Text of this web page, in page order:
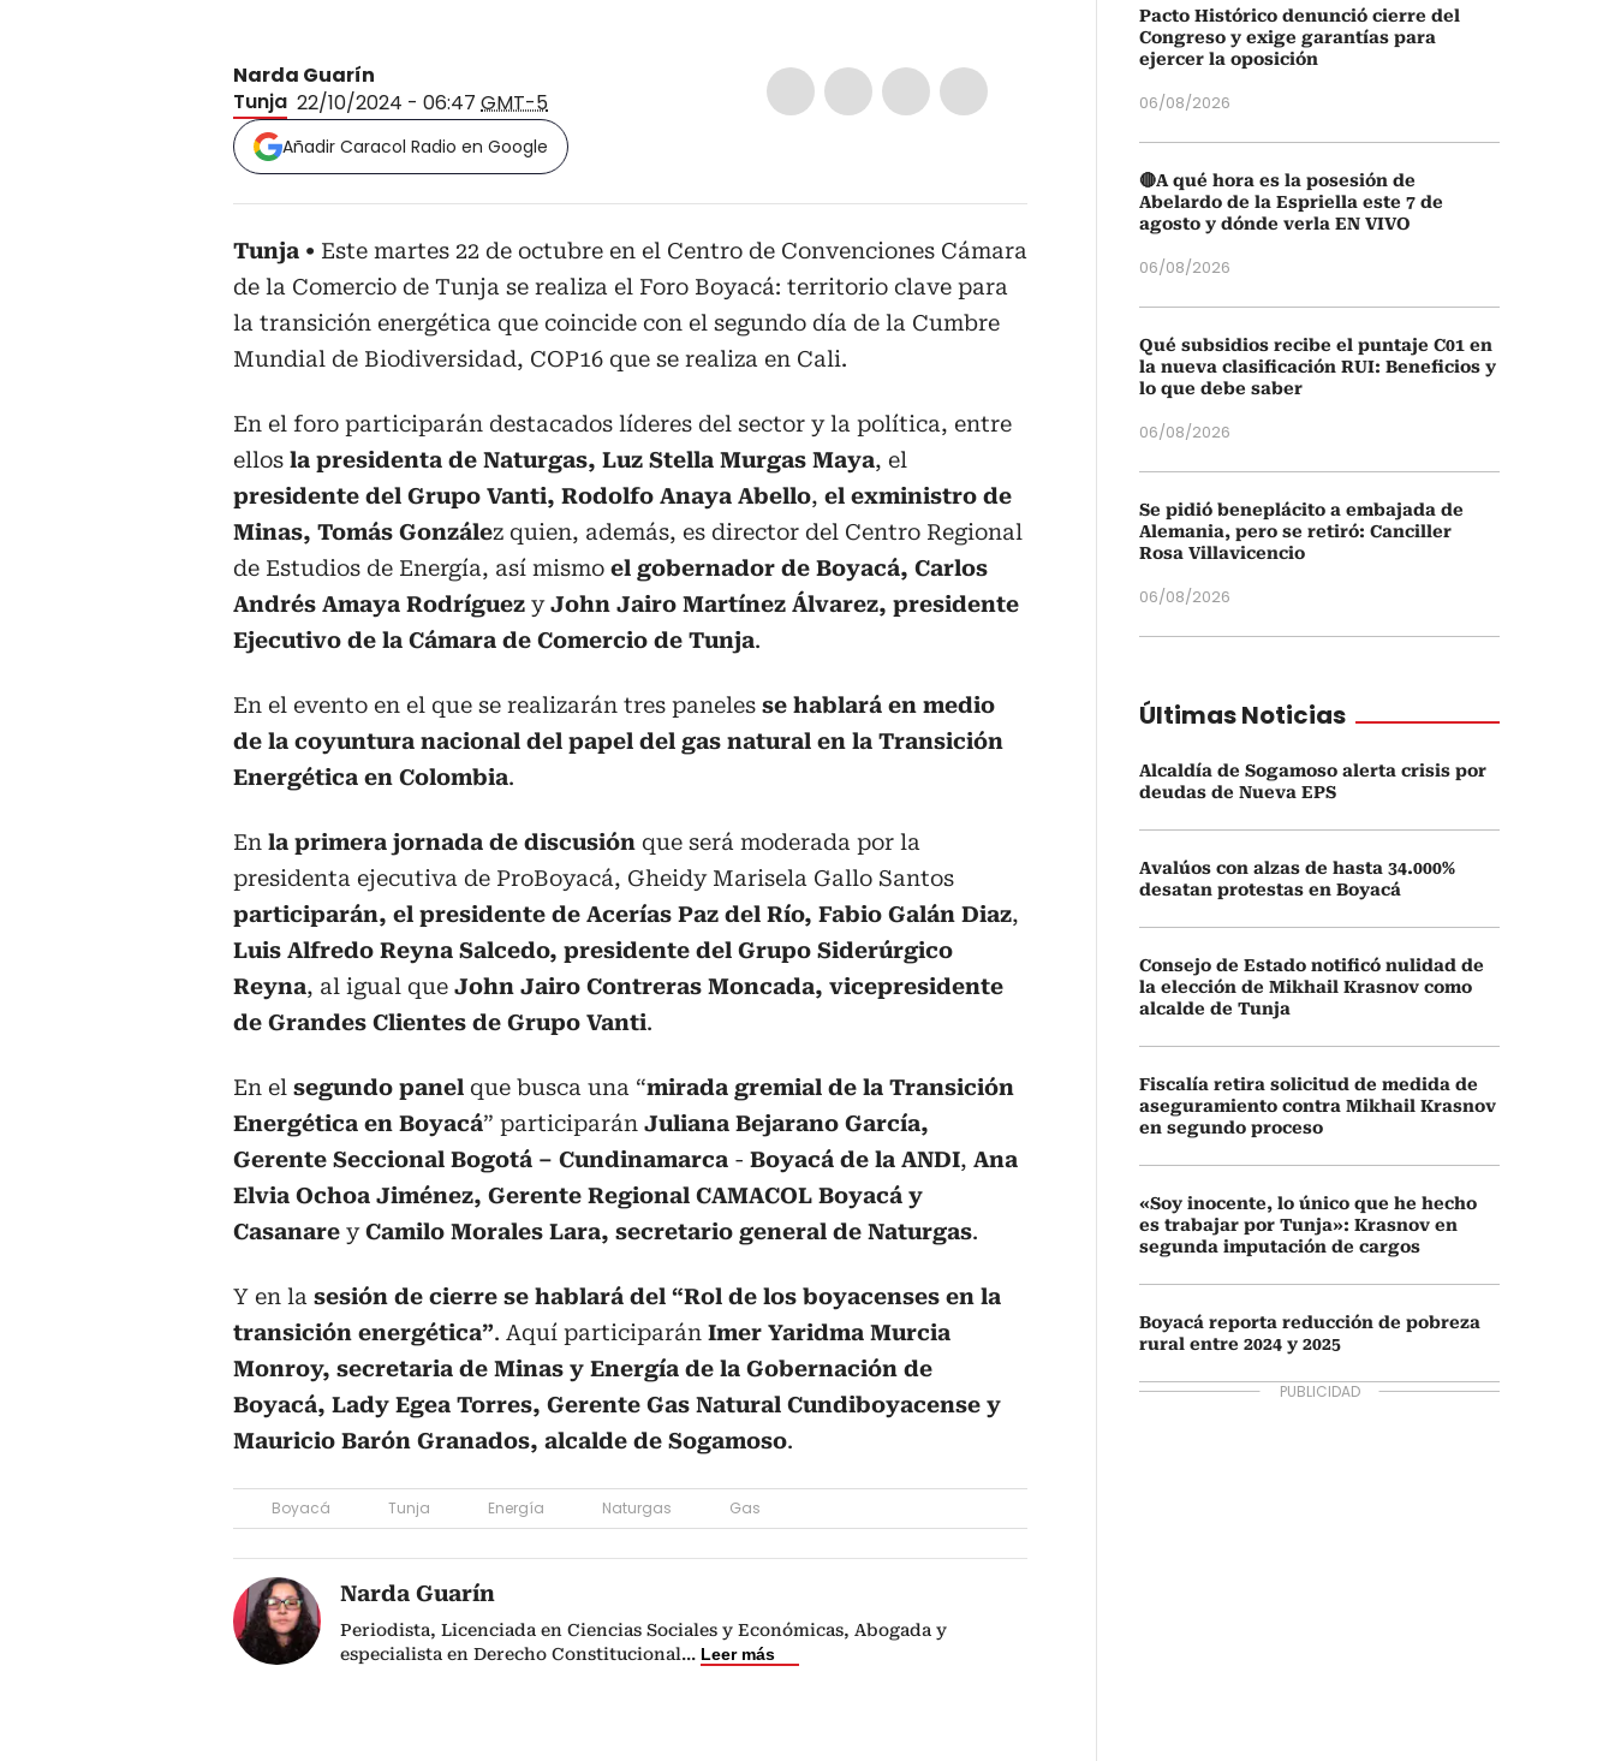
Narda Guarín
Tunja 22/10/2024 - 06:47 GMT-5
Añadir Caracol Radio en Google
Tunja
Este martes 22 de octubre en el Centro de Convenciones Cámara
de la Comercio de Tunja se realiza el Foro Boyacá: territorio clave para
la transición energética que coincide con el segundo día de la Cumbre
Mundial de Biodiversidad, COP16 que se realiza en Cali.
En el foro participarán destacados líderes del sector y la política, entre
ellos la presidenta de Naturgas, Luz Stella Murgas Maya, el
presidente del Grupo Vanti, Rodolfo Anaya Abello, el exministro de
Minas, Tomás González quien, además, es director del Centro Regional
de Estudios de Energía, así mismo el gobernador de Boyacá, Carlos
Andrés Amaya Rodríguez yJohn Jairo Martínez Álvarez, presidente
Ejecutivo de la Cámara de Comercio de Tunja.
En el evento en el que se realizarán tres paneles se hablará en medio
de la coyuntura nacional del papel del gas natural en la Transición
Energética en Colombia.
En la primera jornada de discusión que será moderada por la
presidenta ejecutiva de ProBoyacá, Gheidy Marisela Gallo Santos
participarán, el presidente de Acerías Paz del Río, Fabio Galán Diaz,
Luis Alfredo Reyna Salcedo, presidente del Grupo Siderúrgico
Reyna, al igual que John Jairo Contreras Moncada, vicepresidente
de Grandes Clientes de Grupo Vanti.
En el segundo panel que busca una “mirada gremial de la Transición
Energética en Boyacá” participarán Juliana Bejarano García,
Gerente Seccional Bogotá – Cundinamarca - Boyacá de la ANDI, Ana
Elvia Ochoa Jiménez, Gerente Regional CAMACOL Boyacá y
Casanare yCamilo Morales Lara, secretario general de Naturgas.
Y en la sesión de cierre se hablará del “Rol de los boyacenses en la
transición energética”. Aquí participarán Imer Yaridma Murcia
Monroy, secretaria de Minas y Energía de la Gobernación de
Boyacá, Lady Egea Torres, Gerente Gas Natural Cundiboyacense y
Mauricio Barón Granados, alcalde de Sogamoso.
Boyacá Tunja Energía Naturgas Gas
Narda Guarín
Periodista, Licenciada en Ciencias Sociales y Económicas, Abogada y
especialista en Derecho Constitucional... Leer más
Pacto Histórico denunció cierre del
Congreso y exige garantías para
ejercer la oposición
06/08/2026
🔴A qué hora es la posesión de
Abelardo de la Espriella este 7 de
agosto y dónde verla EN VIVO
06/08/2026
Qué subsidios recibe el puntaje C01 en
la nueva clasificación RUI: Beneficios y
lo que debe saber
06/08/2026
Se pidió beneplácito a embajada de
Alemania, pero se retiró: Canciller
Rosa Villavicencio
06/08/2026
Últimas Noticias
Alcaldía de Sogamoso alerta crisis por
deudas de Nueva EPS
Avalúos con alzas de hasta 34.000%
desatan protestas en Boyacá
Consejo de Estado notificó nulidad de
la elección de Mikhail Krasnov como
alcalde de Tunja
Fiscalía retira solicitud de medida de
aseguramiento contra Mikhail Krasnov
en segundo proceso
«Soy inocente, lo único que he hecho
es trabajar por Tunja»: Krasnov en
segunda imputación de cargos
Boyacá reporta reducción de pobreza
rural entre 2024 y 2025